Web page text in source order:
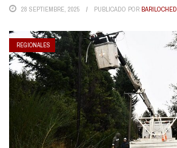
28 SEPTIEMBRE, 2025 PUBLICADO POR BARILOCHED
REGIONALES